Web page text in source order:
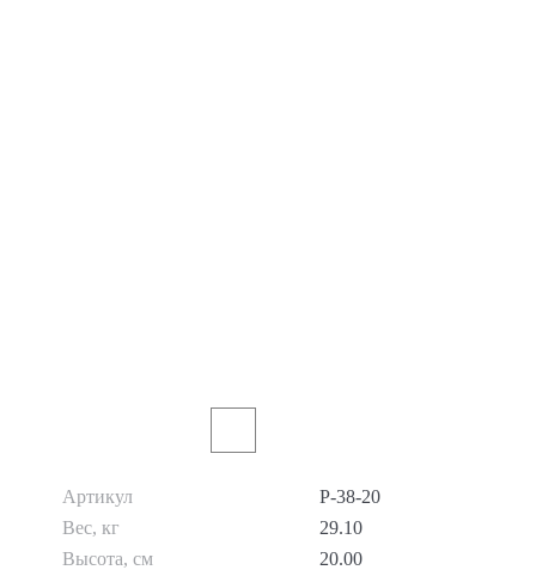
Артикул
P-38-20
Вес, кг
29.10
Высота, см
20.00